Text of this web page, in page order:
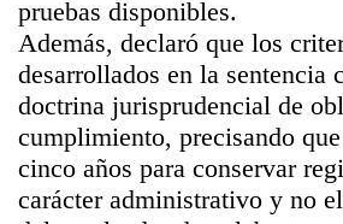
pruebas disponibles.
Además, declaró que los
desarrollados en la sentencia
doctrina jurisprudencial de
cumplimiento, precisando
cinco años para conservar
carácter administrativo y no